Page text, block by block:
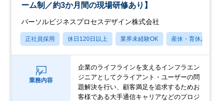
ーム制／約3か月間の現場研修あり】
パーソルビジネスプロセスデザイン株式会社
正社員採用 休日120日以上 業界未経験OK 産休・育休あり
業務内容
企業のライフラインを支えるインフラエン
ジニアとしてクライアント・ユーザーの問
題解決を行い、顧客満足を追求するためお
客様である大手通信キャリアなどのプロジ